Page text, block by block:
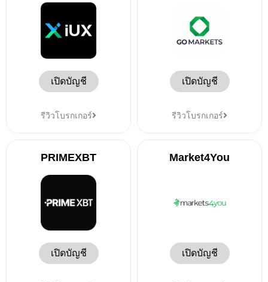
เปิดบัญชี
รีวิวโบรกเกอร์
เปิดบัญชี
รีวิวโบรกเกอร์
PRIMEXBT
เปิดบัญชี
Market4You
เปิดบัญชี